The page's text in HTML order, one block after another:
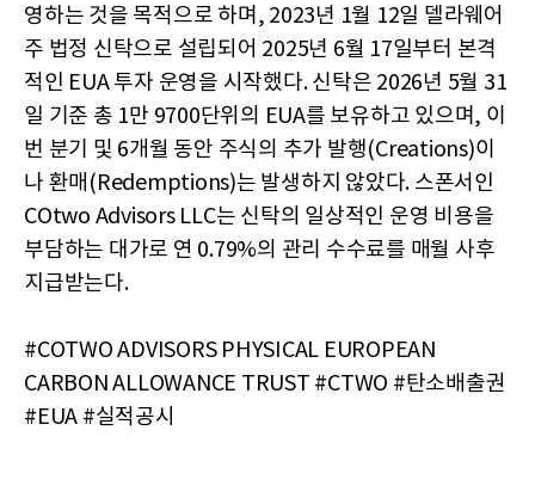
영하는 것을 목적으로 하며, 2023년 1월 12일 델라웨어
주 법정 신탁으로 설립되어 2025년 6월 17일부터 본격
적인 EUA 투자 운영을 시작했다. 신탁은 2026년 5월 31
일 기준 총 1만 9700단위의 EUA를 보유하고 있으며, 이
번 분기 및 6개월 동안 주식의 추가 발행(Creations)이
나 환매(Redemptions)는 발생하지 않았다. 스폰서인
COtwo Advisors LLC는 신탁의 일상적인 운영 비용을
부담하는 대가로 연 0.79%의 관리 수수료를 매월 사후
지급받는다.
#COTWO ADVISORS PHYSICAL EUROPEAN
CARBON ALLOWANCE TRUST #CTWO #탄소배출권
#EUA #실적공시